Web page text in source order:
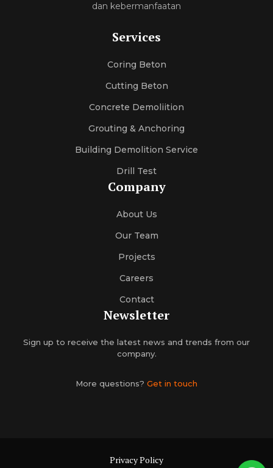
dan kebermanfaatan
Services
Coring Beton
Cutting Beton
Concrete Demoliition
Grouting & Anchoring
Building Demolition Service
Drill Test
Company
About Us
Our Team
Projects
Careers
Contact
Newsletter
Sign up to receive the latest news and trends from our
company.
More questions? Get in touch
Privacy Policy